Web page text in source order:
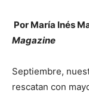
Por María Inés
Magazine
Septiembre,
rescatan con